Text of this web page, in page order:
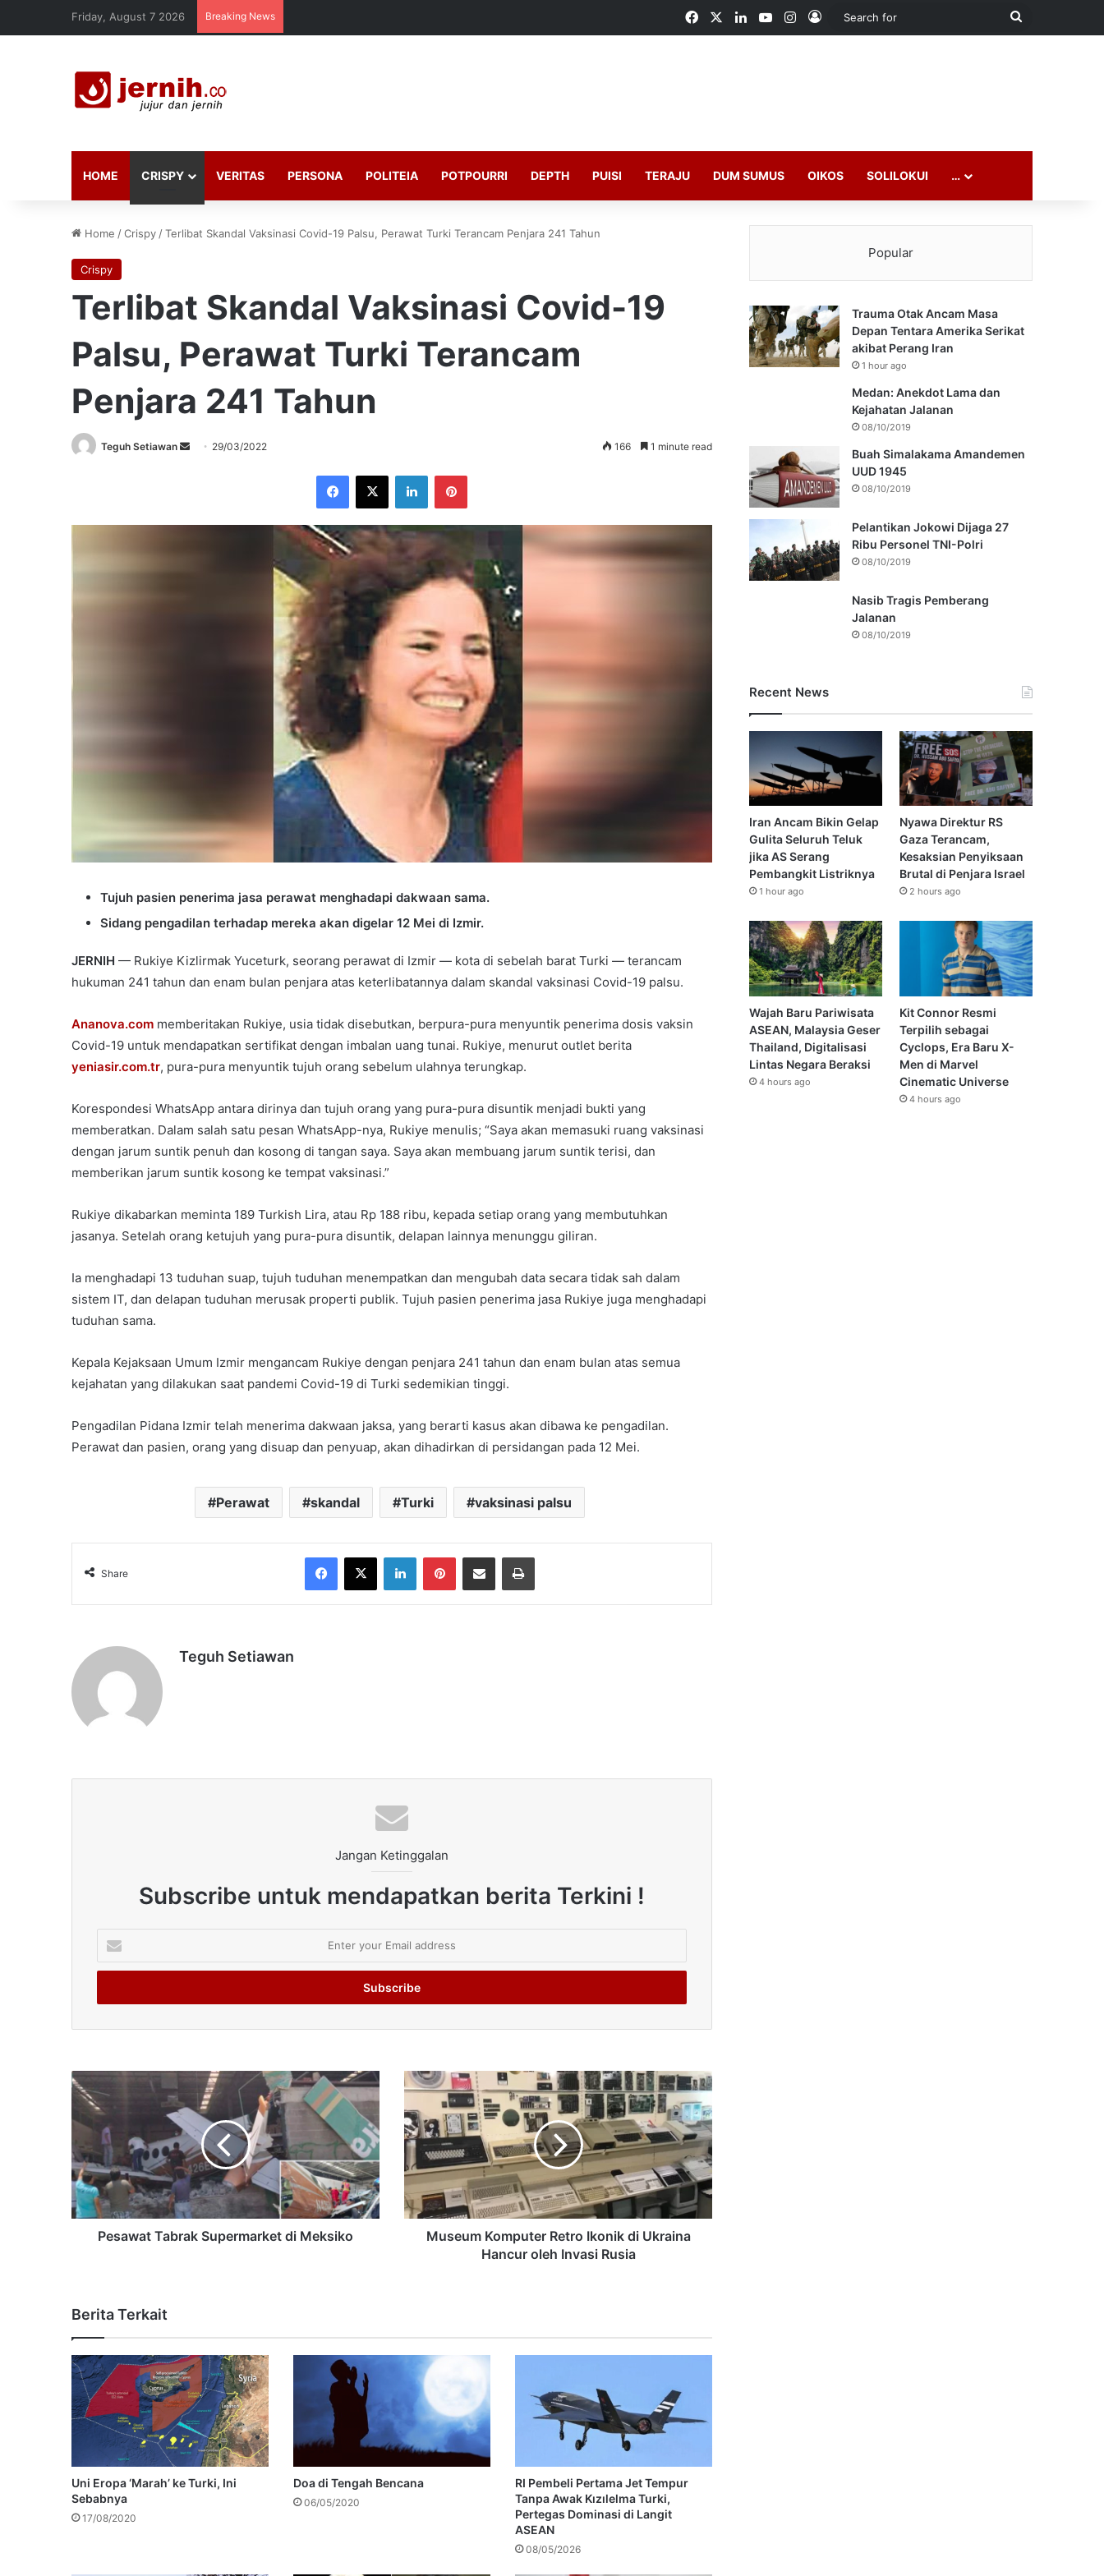
Friday, August 7 2026 Breaking News FacebookLinkedInYouTubeInstagram
Log In
Search
HOME CRISPY VERITAS PERSONA POLITEIA POTPOURRI DEPTH PUISI TERAJU DUM SUMUS OIKOS SOLILOKUI …
Home /Crispy /Terlibat Skandal Vaksinasi Covid-19 Palsu, Perawat Turki Terancam Penjara 241 Tahun
Crispy
Terlibat Skandal Vaksinasi Covid-19
Palsu, Perawat Turki Terancam
Penjara 241 Tahun
Teguh Setiawan
Send 29/03/2022 166 1 minute read
Facebook
X LinkedInPinterest
Tujuh pasien penerima jasa perawat menghadapi dakwaan sama.
Sidang pengadilan terhadap mereka akan digelar 12 Mei di Izmir.
JERNIH — Rukiye Kizlirmak Yuceturk, seorang perawat di Izmir — kota di sebelah barat Turki — terancam
hukuman 241 tahun dan enam bulan penjara atas keterlibatannya dalam skandal vaksinasi Covid-19 palsu.
Ananova.com memberitakan Rukiye, usia tidak disebutkan, berpura-pura menyuntik penerima dosis vaksin
Covid-19 untuk mendapatkan sertifikat dengan imbalan uang tunai. Rukiye, menurut outlet berita
yeniasir.com.tr, pura-pura menyuntik tujuh orang sebelum ulahnya terungkap.
Korespondesi WhatsApp antara dirinya dan tujuh orang yang pura-pura disuntik menjadi bukti yang
memberatkan. Dalam salah satu pesan WhatsApp-nya, Rukiye menulis; “Saya akan memasuki ruang vaksinasi
dengan jarum suntik penuh dan kosong di tangan saya. Saya akan membuang jarum suntik terisi, dan
memberikan jarum suntik kosong ke tempat vaksinasi.”
Rukiye dikabarkan meminta 189 Turkish Lira, atau Rp 188 ribu, kepada setiap orang yang membutuhkan
jasanya. Setelah orang ketujuh yang pura-pura disuntik, delapan lainnya menunggu giliran.
Ia menghadapi 13 tuduhan suap, tujuh tuduhan menempatkan dan mengubah data secara tidak sah dalam
sistem IT, dan delapan tuduhan merusak properti publik. Tujuh pasien penerima jasa Rukiye juga menghadapi
tuduhan sama.
Kepala Kejaksaan Umum Izmir mengancam Rukiye dengan penjara 241 tahun dan enam bulan atas semua
kejahatan yang dilakukan saat pandemi Covid-19 di Turki sedemikian tinggi.
Pengadilan Pidana Izmir telah menerima dakwaan jaksa, yang berarti kasus akan dibawa ke pengadilan.
Perawat dan pasien, orang yang disuap dan penyuap, akan dihadirkan di persidangan pada 12 Mei.
Perawat skandal Turki vaksinasi palsu
Share
Facebook
X LinkedInPinterestShare via Email Print
Teguh Setiawan
Jangan Ketinggalan
Subscribe untuk mendapatkan berita Terkini !
your
Email
Pesawat Tabrak Supermarket di Meksiko
Museum Komputer Retro Ikonik di Ukraina
Hancur oleh Invasi Rusia
Berita Terkait
Uni Eropa ‘Marah’ ke Turki, Ini
Sebabnya
17/08/2020
Doa di Tengah Bencana
06/05/2020
RI Pembeli Pertama Jet Tempur
Tanpa Awak Kızılelma Turki,
Pertegas Dominasi di Langit
ASEAN
08/05/2026
Popular
Trauma Otak Ancam Masa
Depan Tentara Amerika Serikat
akibat Perang Iran
1 hour ago
Medan: Anekdot Lama dan
Kejahatan Jalanan
08/10/2019
Buah Simalakama Amandemen
UUD 1945
08/10/2019
Pelantikan Jokowi Dijaga 27
Ribu Personel TNI-Polri
08/10/2019
Nasib Tragis Pemberang
Jalanan
08/10/2019
Recent News
Iran Ancam Bikin Gelap
Gulita Seluruh Teluk
jika AS Serang
Pembangkit Listriknya
1 hour ago
Nyawa Direktur RS
Gaza Terancam,
Kesaksian Penyiksaan
Brutal di Penjara Israel
2 hours ago
Wajah Baru Pariwisata
ASEAN, Malaysia Geser
Thailand, Digitalisasi
Lintas Negara Beraksi
4 hours ago
Kit Connor Resmi
Terpilih sebagai
Cyclops, Era Baru X-
Men di Marvel
Cinematic Universe
4 hours ago